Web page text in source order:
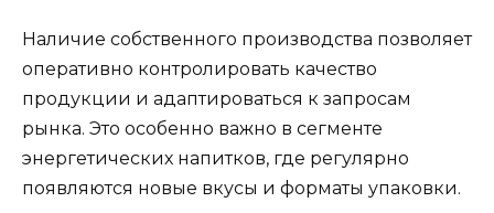
Наличие собственного производства позволяет
оперативно контролировать качество
продукции и адаптироваться к запросам
рынка. Это особенно важно в сегменте
энергетических напитков, где регулярно
появляются новые вкусы и форматы упаковки.